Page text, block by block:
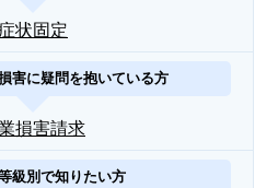
状固定
害に疑問を抱いている方
損害請求
級別で知りたい方